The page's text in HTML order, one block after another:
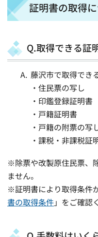
証明書の取得
Q.取得できる証
藤沢市で取得でき
・住民票の写し
・印鑑登録証明書
・戸籍証明書
・戸籍の附票の写
・課税・非課税証
※除票や改製原住民票、
ません。
※証明書により取得条件
書の取得条件」をご確認